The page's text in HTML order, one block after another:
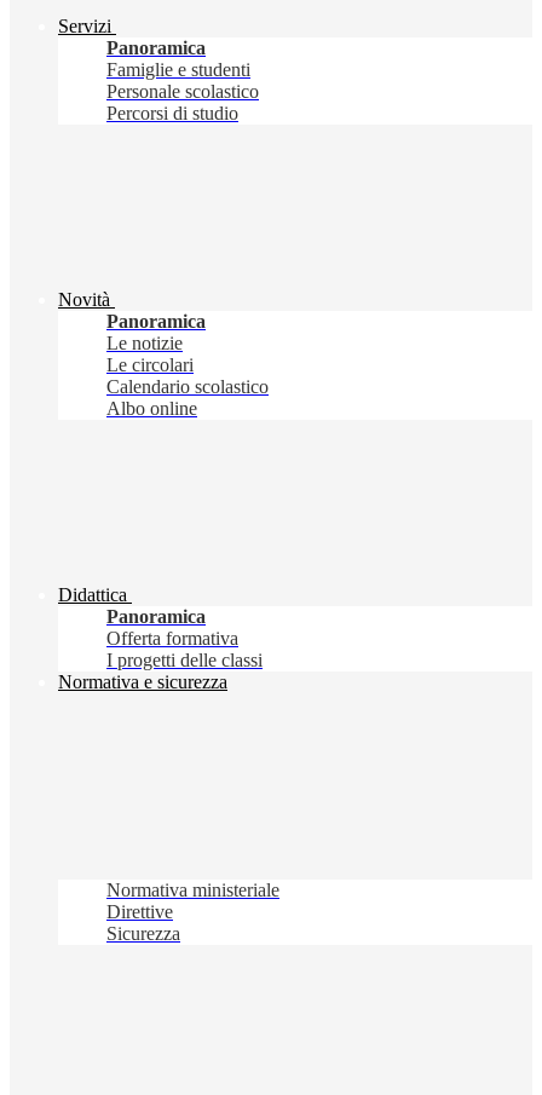
Servizi
Panoramica
Famiglie e studenti
Personale scolastico
Percorsi di studio
Novità
Panoramica
Le notizie
Le circolari
Calendario scolastico
Albo online
Didattica
Panoramica
Offerta formativa
I progetti delle classi
Normativa e sicurezza
Normativa ministeriale
Direttive
Sicurezza